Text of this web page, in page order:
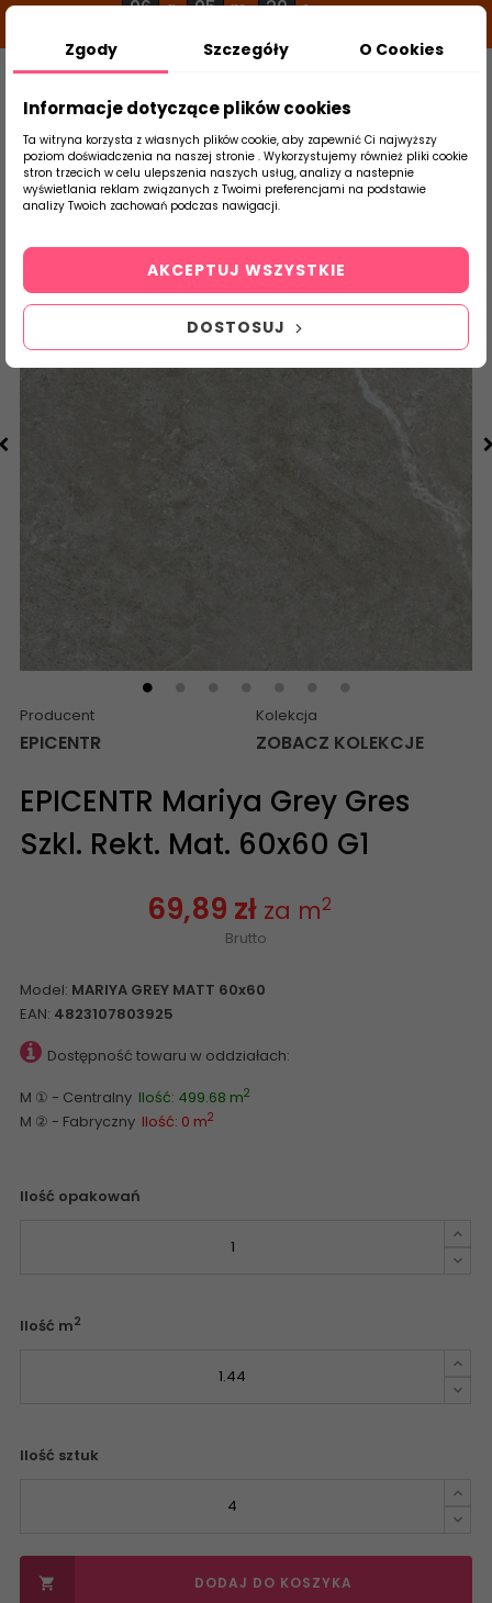
06 g 05 m 20 s
Szukaj
produktu
Strona Główna Salon / Taras Epicentr
Producent
EPICENTR
Kolekcja
ZOBACZ KOLEKCJE
EPICENTR Mariya Grey Gres
Szkl. Rekt. Mat. 60x60 G1
69,89 zł za m2
Brutto
Model: MARIYA GREY MATT 60x60
EAN: 4823107803925
Dostępność towaru w oddziałach:
M ① - Centralny Ilość: 499.68 m2
M ② - Fabryczny Ilość: 0 m2
Ilość opakowań
Ilość m2
Ilość sztuk
 DODAJ DO KOSZYKA
Zgody Szczegóły O Cookies
Informacje dotyczące plików cookies
Ta witryna korzysta z własnych plików cookie, aby zapewnić Ci najwyższy
poziom doświadczenia na naszej stronie . Wykorzystujemy również pliki cookie
stron trzecich w celu ulepszenia naszych usług, analizy a nastepnie
wyświetlania reklam związanych z Twoimi preferencjami na podstawie
analizy Twoich zachowań podczas nawigacji.
DOSTOSUJ
AKCEPTUJ WSZYSTKIE